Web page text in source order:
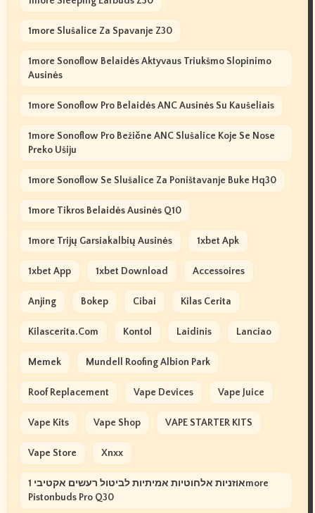
1more Slušalice Za Spavanje Z30
1more Sonoflow Belaidės Aktyvaus Triukšmo Slopinimo
Ausinės
1more Sonoflow Pro Belaidės ANC Ausinės Su Kaušeliais
1more Sonoflow Pro Bežične ANC Slušalice Koje Se Nose
Preko Ušiju
1more Sonoflow Se Slušalice Za Poništavanje Buke Hq30
1more Tikros Belaidės Ausinės Q10
1more Trijų Garsiakalbių Ausinės 1xbet Apk
1xbet App 1xbet Download Accessoires
Anjing Bokep Cibai Kilas Cerita
Kilascerita.com Kontol Laidinis Lanciao
Memek Mundell Roofing Albion Park
Roof Replacement Vape Devices Vape Juice
Vape Kits Vape Shop VAPE STARTER KITS
Vape Store Xnxx
אוזניות אלחוטיות אמיתיות לביטול רעשים אקטיבי 1more
Pistonbuds Pro Q30